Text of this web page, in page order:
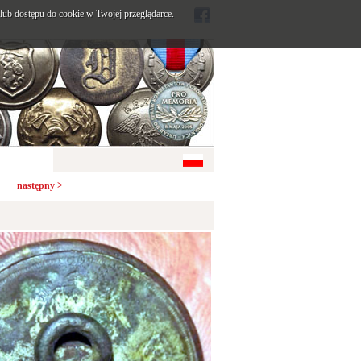
następny >
dostępu do cookie w Twojej przeglądarce.